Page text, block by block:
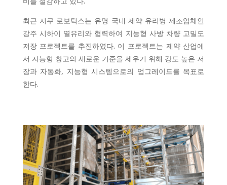
최근 지쿠 로보틱스는 유명 국내 제약 유리병 제조업체인
강주 시하이 열유리와 협력하여 지능형 사방 차량 고밀도
저장 프로젝트를 추진하였다. 이 프로젝트는 제약 산업에
서 지능형 창고의 새로운 기준을 세우기 위해 강도 높은 저
장과 자동화, 지능형 시스템으로의 업그레이드를 목표로
한다.